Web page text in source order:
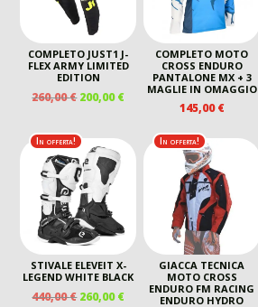
COMPLETO JUST1 J-
FLEX ARMY LIMITED
EDITION
260,00€ IL
ERA:
260,00 €.
200,00€IL
È:
200,00 €.
COMPLETO MOTO
CROSS ENDURO
PANTALONE MX + 3
MAGLIE IN OMAGGIO
145,00€
In offerta!
STIVALE ELEVEIT X-
LEGEND WHITE BLACK
440,00€ IL
260,00€IL
In offerta!
GIACCA TECNICA
MOTO CROSS
ENDURO FM RACING
ENDURO HYDRO